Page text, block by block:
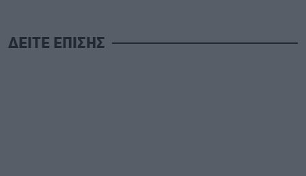
ΔΕΙΤΕ ΕΠΙΣΗΣ